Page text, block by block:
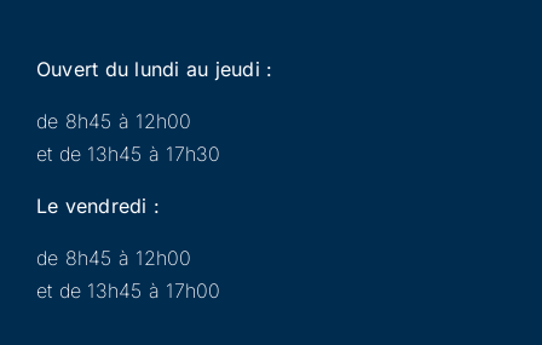
Ouvert du lundi au jeudi :
de 8h45 à 12h00
et de 13h45 à 17h30
Le vendredi :
de 8h45 à 12h00
et de 13h45 à 17h00